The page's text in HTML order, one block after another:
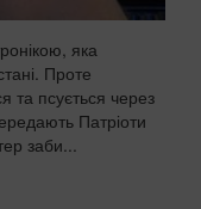
яка
Проте
та псується через
Патріоти
заби...